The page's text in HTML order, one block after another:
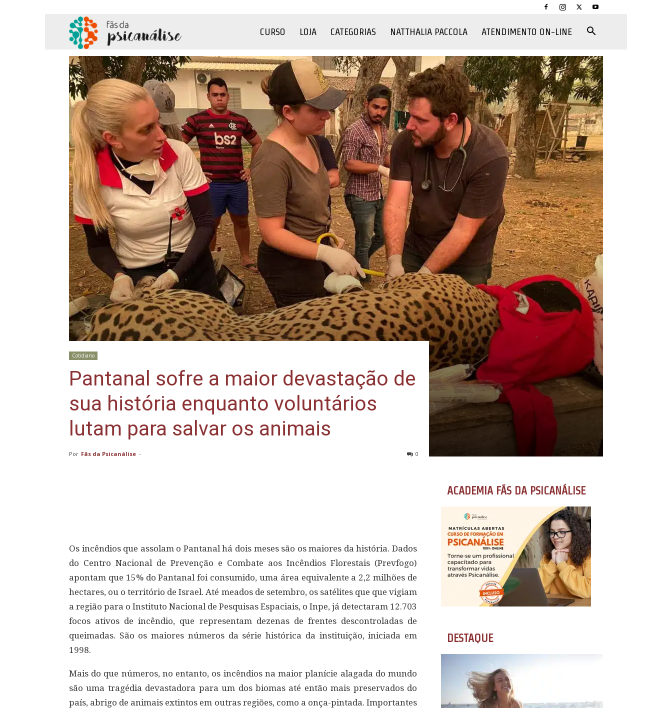
da
Psicanálise
CURSO LOJA CATEGORIAS NATTHALIA PACCOLA ATENDIMENTO ON-LINE
Cotidiano
Pantanal sofre a maior devastação de
sua história enquanto voluntários
lutam para salvar os animais
Por Fãs da Psicanálise - 0
Os incêndios que assolam o Pantanal há dois meses são os maiores da história. Dados
do Centro Nacional de Prevenção e Combate aos Incêndios Florestais (Prevfogo)
apontam que 15% do Pantanal foi consumido, uma área equivalente a 2,2 milhões de
hectares, ou o território de Israel. Até meados de setembro, os satélites que que vigiam
a região para o Instituto Nacional de Pesquisas Espaciais, o Inpe, já detectaram 12.703
focos ativos de incêndio, que representam dezenas de frentes descontroladas de
queimadas. São os maiores números da série histórica da instituição, iniciada em
1998.
Mais do que números, no entanto, os incêndios na maior planície alagada do mundo
são uma tragédia devastadora para um dos biomas até então mais preservados do
país, abrigo de animais extintos em outras regiões, como a onça-pintada. Importantes
ACADEMIA FÃS DA PSICANÁLISE
DESTAQUE